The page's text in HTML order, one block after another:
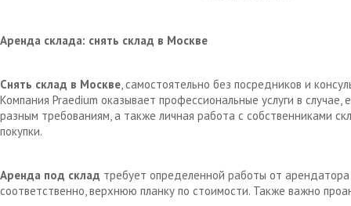
Аренда склада: снять склад в Москве
Снять склад в Москве, самостоятельно без посредников и
Компания Praedium оказывает профессиональные услуги в
разным требованиям, а также личная работа с собственниками
покупки.
Аренда под склад требует определенной работы от
соответственно, верхнюю планку по стоимости. Также важно